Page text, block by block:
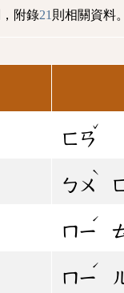
附錄21 則相關資料。
ㄈㄢ
ˇ
ㄅㄨ
ˋ
ㄇㄧ
ˊ
ㄇㄧ
ˊ